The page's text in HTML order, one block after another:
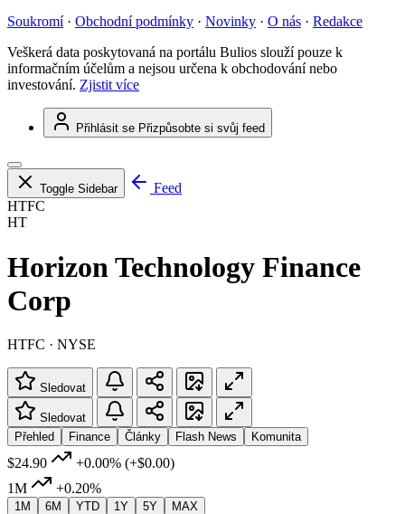
Soukromí · Obchodní podmínky · Novinky · O nás · Redakce
Veškerá data poskytovaná na portálu Bulios slouží pouze k
informačním účelům a nejsou určena k obchodování nebo
investování. Zjistit více
Přihlásit se Přizpůsobte si svůj feed
Toggle Sidebar
Feed
HTFC
HT
Horizon Technology Finance
Corp
HTFC · NYSE
Sledovat
Sledovat
Přehled
Finance Články Flash News Komunita
$24.90 +0.00% (+$0.00)
1M
+0.20%
1M 6M YTD 1Y 5Y MAX